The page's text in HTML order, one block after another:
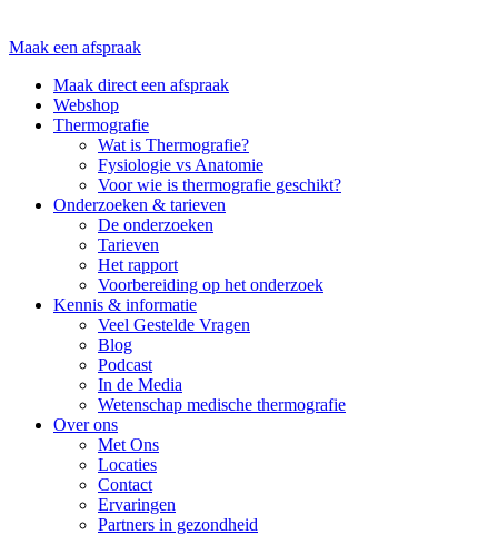
Maak een afspraak
Maak direct een afspraak
Webshop
Thermografie
Wat is Thermografie?
Fysiologie vs Anatomie
Voor wie is thermografie geschikt?
Onderzoeken & tarieven
De onderzoeken
Tarieven
Het rapport
Voorbereiding op het onderzoek
Kennis & informatie
Veel Gestelde Vragen
Blog
Podcast
In de Media
Wetenschap medische thermografie
Over ons
Met Ons
Locaties
Contact
Ervaringen
Partners in gezondheid